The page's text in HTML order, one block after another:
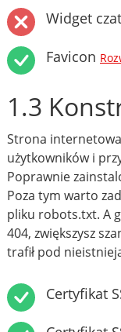
Widget
Favicon
1.3
Strona
użytkowników i
Poprawnie
Poza tym warto
pliku robots.txt. A
404, zwiększysz
trafił pod
Certyfikat